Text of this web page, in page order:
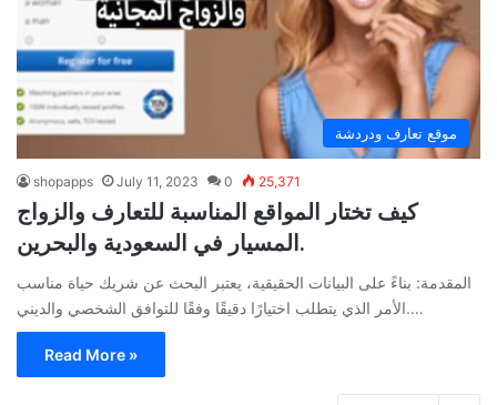
موقع تعارف ودردشة
shopapps July 11, 2023 0 25,371
كيف تختار المواقع المناسبة للتعارف والزواج
المسيار في السعودية والبحرين.
المقدمة: بناءً على البيانات الحقيقية، يعتبر البحث عن شريك حياة مناسب
الأمر الذي يتطلب اختيارًا دقيقًا وفقًا للتوافق الشخصي والديني.…
Read More »